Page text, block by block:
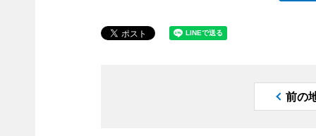
前の